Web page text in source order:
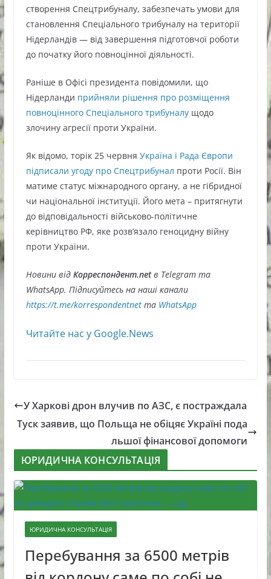
створення Спецтрибуналу, забезпечать умови для
становлення Спеціального трибуналу на території
Нідерландів — від завершення підготовчої роботи
до початку його повноцінної діяльності.
Раніше в Офісі президента повідомили, що
Нідерланди прийняли рішення про розміщення
повноцінного Спеціального трибуналущодо
злочину агресії проти України.
Як відомо, торік 25 червня Україна і Рада Європи
підписали угоду про Спецтрибунал проти Росії. Він
матиме статус міжнародного органу, а не гібридної
чи національної інституції. Його мета – притягнути
до відповідальності військово-політичне
керівництво РФ, яке розв’язало геноцидну війну
проти України.
Новини відКорреспондент.netв Telegram та
WhatsApp. Підписуйтесь на наші канали
https://t.me/korrespondentnetта WhatsApp
Читайте нас у Google.News
У Харкові дрон влучив по АЗС, є постраждала
Туск заявив, що Польща не обіцяє Україні пода
льшої фінансової допомоги
ЮРИДИЧНА КОНСУЛЬТАЦІЯ
ЮРИДИЧНА КОНСУЛЬТАЦІЯ
Перебування за 6500 метрів